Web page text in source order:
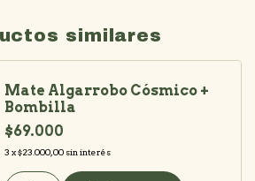
similares
Mate Algarrobo Cósmico +
Bombilla
$69.000
3 x$23.000,00sin interés